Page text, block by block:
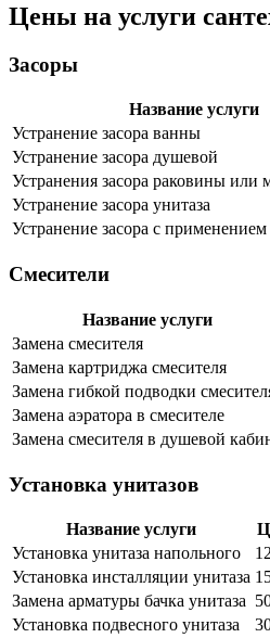
Цены на услуги
Засоры
Название услуги
Устранение засора ванны
Устранение засора душевой
Устранения засора раковины или
Устранение засора унитаза
Устранение засора с
Смесители
Название услуги
Замена смесителя
Замена картриджа смесителя
Замена гибкой подводки
Замена аэратора в смесителе
Замена смесителя в душевой
Установка унитазов
Название услуги
Установка унитаза напольного
Установка инсталляции унитаза
Замена арматуры бачка унитаза
Установка подвесного унитаза